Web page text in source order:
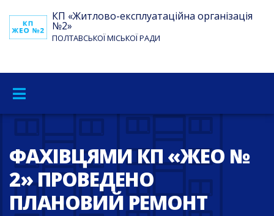
КП «Житлово-експлуатаційна організація
№2»
ПОЛТАВСЬКОЇ МІСЬКОЇ РАДИ
ФАХІВЦЯМИ КП «ЖЕО №
2» ПРОВЕДЕНО
ПЛАНОВИЙ РЕМОНТ